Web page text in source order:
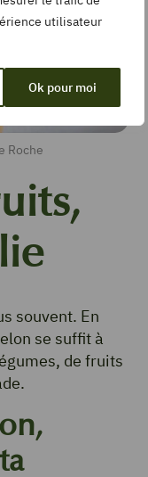
utilisateur
Ok pour moi
Roche
souvent. En
se suffit à
de fruits